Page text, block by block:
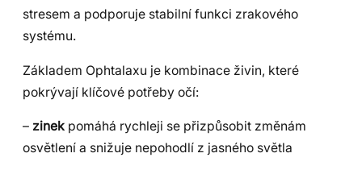
stresem a podporuje stabilní funkci zrakového
systému.
Základem Ophtalaxu je kombinace živin, které
pokrývají klíčové potřeby očí:
– zinek pomáhá rychleji se přizpůsobit změnám
osvětlení a snižuje nepohodlí z jasného světla